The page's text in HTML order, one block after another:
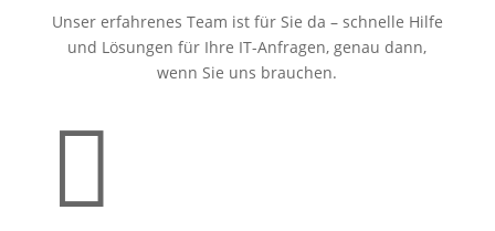
Unser erfahrenes Team ist für Sie da – schnelle Hilfe
und Lösungen für Ihre IT-Anfragen, genau dann,
wenn Sie uns brauchen.
